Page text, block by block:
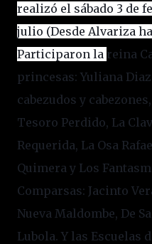
realizó el sábado 3 de
julio (Desde Alvariza
Participaron la reina
princesas: Yuliana
cabezudos y cabezones
Tesoro Perdido, La
Requerida, La Osa
Quimera y Los
Comparsas: Jacinto
Nueva Maldombe, De
Lubola. Y las Escuelas